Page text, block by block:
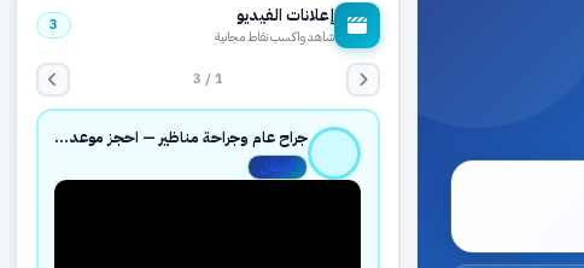
1 / 3
جراح عام وجراحة مناظير — احجز موعدك بثقة عبر حجزك الطبي